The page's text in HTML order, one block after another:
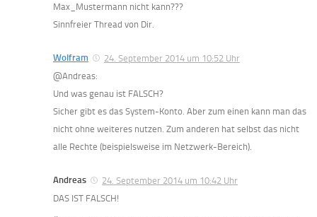
Max_Mustermann nicht kann???
Sinnfreier Thread von Dir.
Wolfram
24. September 2014 um 10:52 Uhr
@Andreas:
Und was genau ist FALSCH?
Sicher gibt es das System-Konto. Aber zum einen kann man das
nicht ohne weiteres nutzen. Zum anderen hat selbst das nicht
alle Rechte (beispielsweise im Netzwerk-Bereich).
Andreas
24. September 2014 um 10:42 Uhr
DAS IST FALSCH!